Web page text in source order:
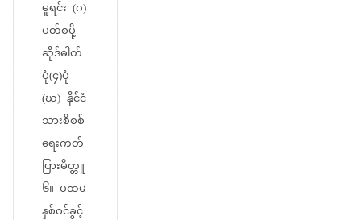
မူရင်း (ဂ)
ပတ်စပို့
ဆိုဒ်ဓါတ်
ပုံ(၄)ပုံ
(ဃ) နိုင်ငံ
သားစိစစ်
ရေးကတ်
ပြားမိတ္တူ
၆။ ပထမ
နှစ်ဝင်ခွင့်